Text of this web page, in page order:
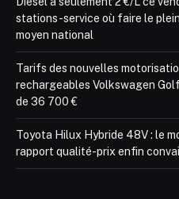
stations-service où faire le
moyen national
Tarifs des nouvelles
rechargeables Volkswagen
de 36 700 €
Toyota Hilux Hybride 48V : le
rapport qualité-prix enfin